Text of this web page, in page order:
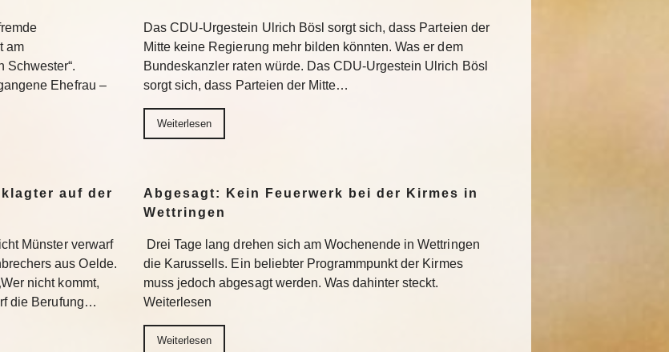
am
Schwester“.
Ehefrau –
Das CDU-Urgestein Ulrich Bösl sorgt sich, dass Parteien der
Mitte keine Regierung mehr bilden könnten. Was er dem
Bundeskanzler raten würde. Das CDU-Urgestein Ulrich Bösl
sorgt sich, dass Parteien der Mitte…
Weiterlesen
auf der
Münster verwarf
aus Oelde.
nicht kommt,
die Berufung…
Abgesagt: Kein Feuerwerk bei der Kirmes in
Wettringen
Drei Tage lang drehen sich am Wochenende in Wettringen
die Karussells. Ein beliebter Programmpunkt der Kirmes
muss jedoch abgesagt werden. Was dahinter steckt.
Weiterlesen
Weiterlesen